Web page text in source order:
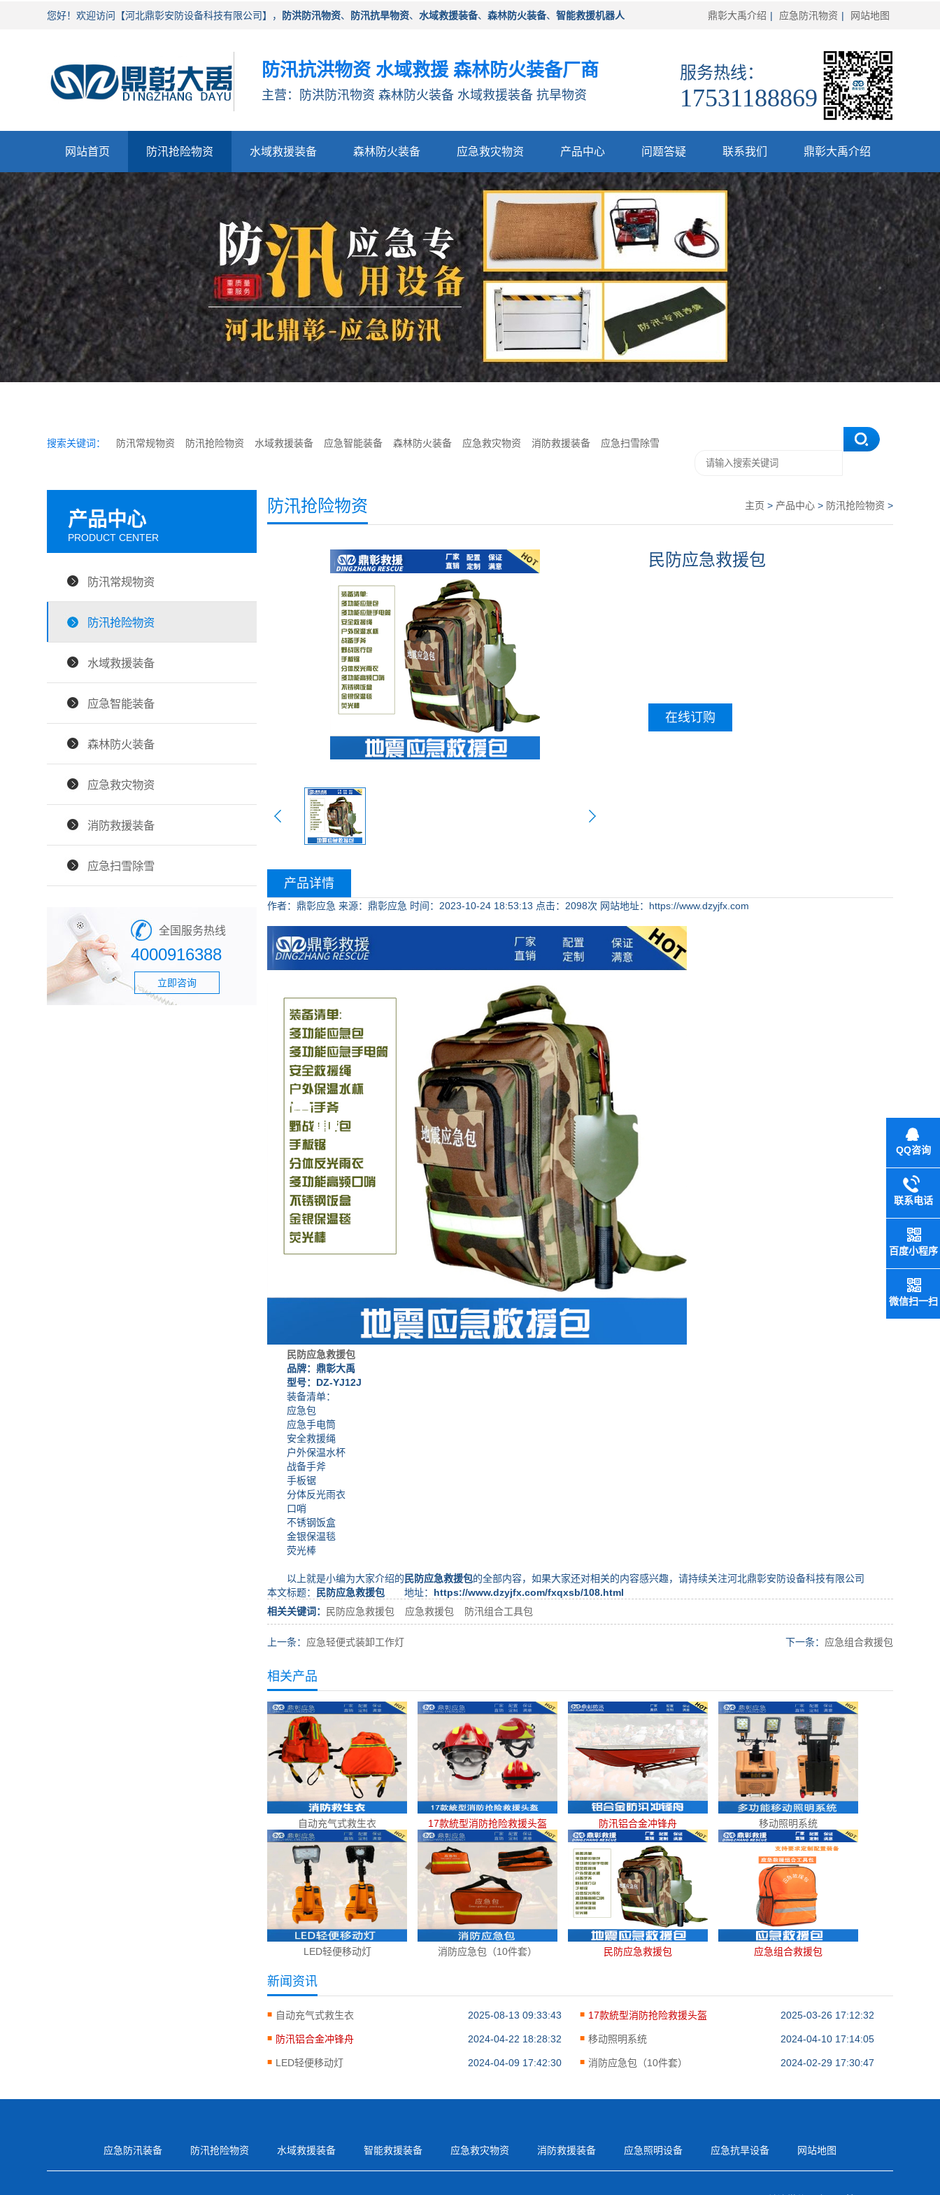
您好！欢迎访问【河北鼎彰安防设备科技有限公司】， 防洪防汛物资、 防汛抗旱物资、 水域救援装备、 森林防火装备、 智能救援机器人 鼎彰大禹介绍 | 应急防汛物资 | 网站地图
防汛抗洪物资 水域救援 森林防火装备厂商
主营：防洪防汛物资 森林防火装备 水域救援装备 抗旱物资
服务热线：
17531188869
网站首页 防汛抢险物资 水域救援装备 森林防火装备 应急救灾物资 产品中心 问题答疑 联系我们 鼎彰大禹介绍
搜索关键词： 防汛常规物资 防汛抢险物资 水域救援装备 应急智能装备 森林防火装备 应急救灾物资 消防救援装备 应急扫雪除雪
产品中心
PRODUCT CENTER
防汛常规物资
防汛抢险物资
水域救援装备
应急智能装备
森林防火装备
应急救灾物资
消防救援装备
应急扫雪除雪
全国服务热线
4000916388
立即咨询
防汛抢险物资 主页 > 产品中心 > 防汛抢险物资 >
民防应急救援包
在线订购
产品详情
作者：鼎彰应急 来源：鼎彰应急 时间：2023-10-24 18:53:13 点击： 2098次 网站地址：https://www.dzyjfx.com
民防应急救援包
品牌：鼎彰大禹
型号：DZ-YJ12J
装备清单：
应急包
应急手电筒
安全救援绳
户外保温水杯
战备手斧
手板锯
分体反光雨衣
口哨
不锈钢饭盒
金银保温毯
荧光棒
以上就是小编为大家介绍的 民防应急救援包的全部内容，如果大家还对相关的内容感兴趣，请持续关注河北鼎彰安防设备科技有限公司
本文标题：
民防应急救援包 地址： https://www.dzyjfx.com/fxqxsb/108.html
相关关键词：
民防应急救援包 应急救援包 防汛组合工具包
上一条： 应急轻便式装卸工作灯 下一条： 应急组合救援包
相关产品
自动充气式救生衣 17款統型消防抢险救援头盔 防汛铝合金冲锋舟 移动照明系统
LED轻便移动灯 消防应急包（10件套） 民防应急救援包 应急组合救援包
新闻资讯
自动充气式救生衣 2025-08-13 09:33:43 17款統型消防抢险救援头盔 2025-03-26 17:12:32
防汛铝合金冲锋舟 2024-04-22 18:28:32 移动照明系统 2024-04-10 17:14:05
LED轻便移动灯 2024-04-09 17:42:30 消防应急包（10件套） 2024-02-29 17:30:47
应急防汛装备 防汛抢险物资 水域救援装备 智能救援装备 应急救灾物资 消防救援装备 应急照明设备 应急抗旱设备 网站地图
QQ咨询
联系电话
百度小程序
微信扫一扫